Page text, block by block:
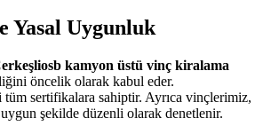
Yasal Uygunluk
kamyon üstü vinç kiralama
öncelik olarak kabul eder.
sertifikalara sahiptir. Ayrıca vinçlerimiz,
şekilde düzenli olarak denetlenir.